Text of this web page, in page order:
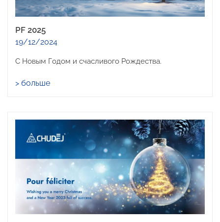
PF 2025
19/12/2024
С Новым Годом и счасливого Рождества.
> больше